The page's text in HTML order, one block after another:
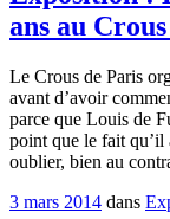
ans au
Le Crous de Paris
avant d’avoir
parce que Louis de
point que le fait qu’il
oublier, bien au
3 mars 2014 dans